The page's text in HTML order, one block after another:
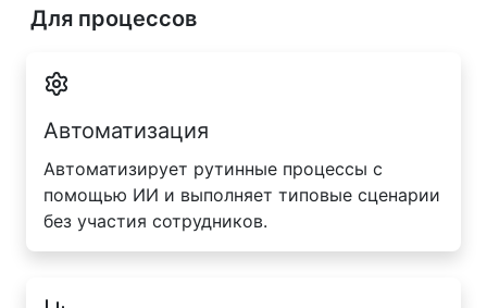
Для процессов
Автоматизация
Автоматизирует рутинные процессы с
помощью ИИ и выполняет типовые сценарии
без участия сотрудников.